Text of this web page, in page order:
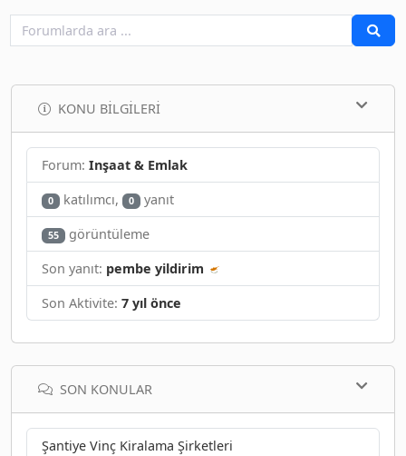
KONU BILGILERI
Forum: Inşaat & Emlak
0 katılımcı, 0 yanıt
55
görüntüleme
Son yanıt: pembe yildirim
Son Aktivite: 7 yıl önce
SON KONULAR
Şantiye Vinç Kiralama Şirketleri